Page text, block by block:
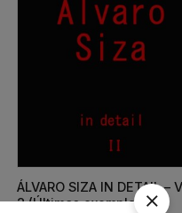
ÁLVARO SIZA IN DETAIL –
2 (Últimos exemplares)